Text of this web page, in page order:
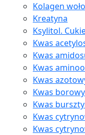
Kolagen
Kreatyna
Ksylitol.
Kwas
Kwas
Kwas
Kwas
Kwas borowy
Kwas
Kwas
Kwas